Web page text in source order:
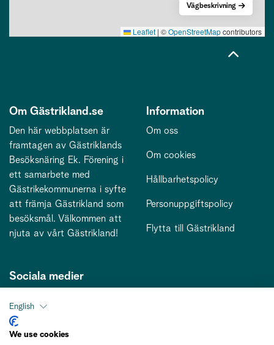
Leaflet | ©OpenStreetMapcontributors
Vägbeskrivning
Om Gästrikland.se
Den här webbplatsen är
framtagen av Gästriklands
Besöksnäring Ek. Förening i
ett samarbete med
Gästrikekommunerna i syfte
att främja Gästrikland som
besöksmål. Välkommen att
njuta av vårt Gästrikland!
Information
Om oss
Om cookies
Hållbarhetspolicy
Personuppgiftspolicy
Flytta till Gästrikland
Sociala medier
Kontakt
English
We use cookies